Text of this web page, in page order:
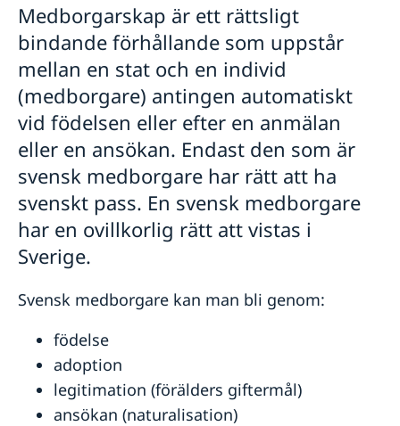
Brevrösta i Nederländerna
Pass och nationellt ID-kort för vuxna
Pass och nationell ID-kort för barn
Samordningsnummer
Om svenskt medborgarskap
Provisoriskt pass
Akut hjälp
Flytta till Nederländerna
Gifta sig i Nederländerna
Arv i internationella situationer
Registrera nyfödd utomlands
Avgifter
Legaliseringar
Körkort
Namnändring
Pension & Levnadsintyg
Undervisning i svenska för barn
Uppehållstillstånd eller personbevis
Reseinformation
Ambassadens reseinformation
Service för svenska företag
Medborgarskap är ett rättsligt
bindande förhållande som uppstår
mellan en stat och en individ
(medborgare) antingen automatiskt
vid födelsen eller efter en anmälan
eller en ansökan. Endast den som är
svensk medborgare har rätt att ha
svenskt pass. En svensk medborgare
har en ovillkorlig rätt att vistas i
Sverige.
Svensk medborgare kan man bli genom:
födelse
adoption
legitimation (förälders giftermål)
ansökan (naturalisation)